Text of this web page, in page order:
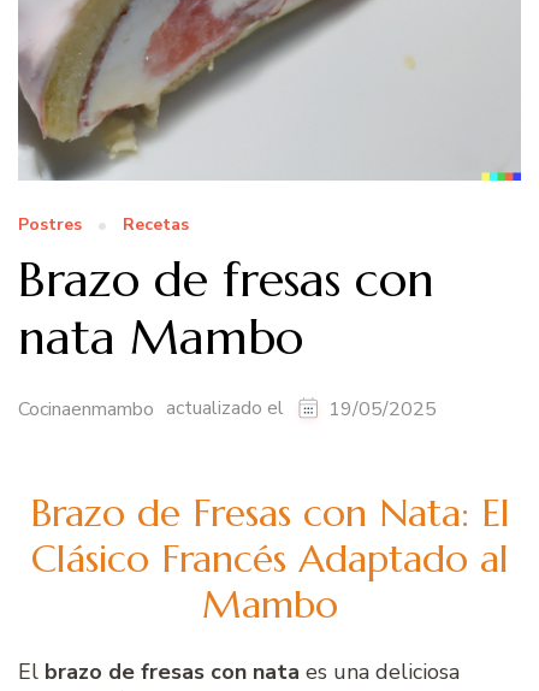
Postres Recetas
Brazo de fresas con
nata Mambo
Cocinaenmambo actualizado el 19/05/2025
Brazo de Fresas con Nata: El
Clásico Francés Adaptado al
Mambo
El brazo de fresas con nata es una deliciosa